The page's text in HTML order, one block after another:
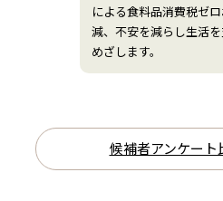
による食料品消費税ゼ
減、不安を減らし生活
めざします。
候補者アンケート